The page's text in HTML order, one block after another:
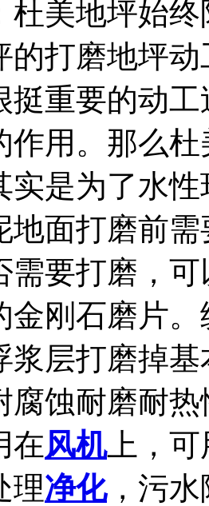
杜美地坪始
的打磨地坪
挺重要的动
作用。那么
实是为了水
地面打磨前
需要打磨，
金刚石磨片
浆层打磨掉基
腐蚀耐磨耐
在风机上，可
理净化，污水